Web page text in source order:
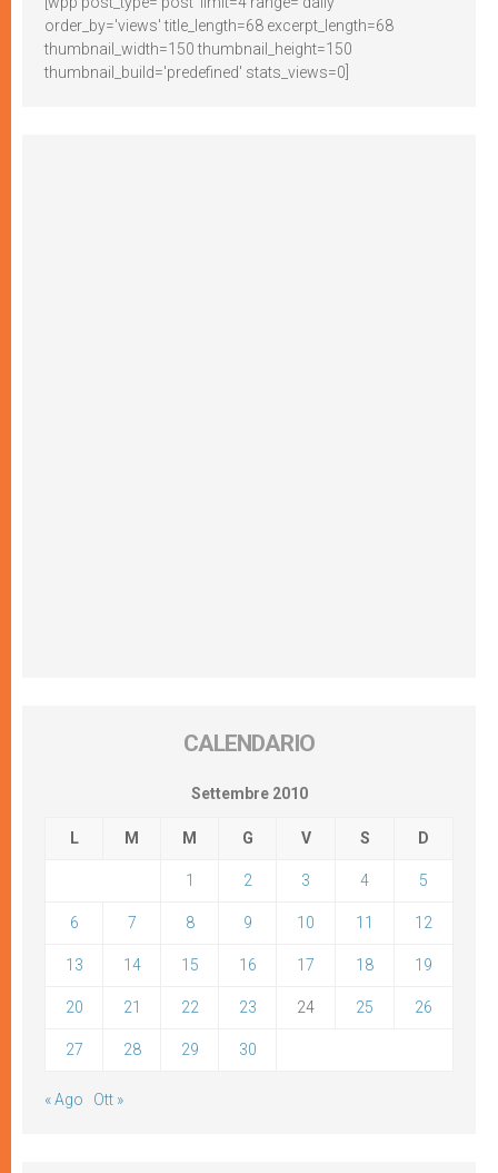
order_by='views' title_length=68 excerpt_length=68
thumbnail_width=150 thumbnail_height=150
thumbnail_build='predefined' stats_views=0]
CALENDARIO
Settembre 2010
L M M G V S D
1 2 3 4 5
6 7 8 9 10 11 12
13 14 15 16 17 18 19
20 21 22 23 24 25 26
27 28 29 30
« Ago Ott »